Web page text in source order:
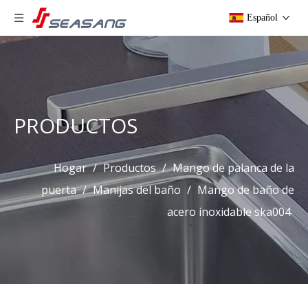
Español
PRODUCTOS
Hogar / Productos / Mango de palanca de la
puerta / Manijas del baño / Mango de baño de
acero inoxidable ska004